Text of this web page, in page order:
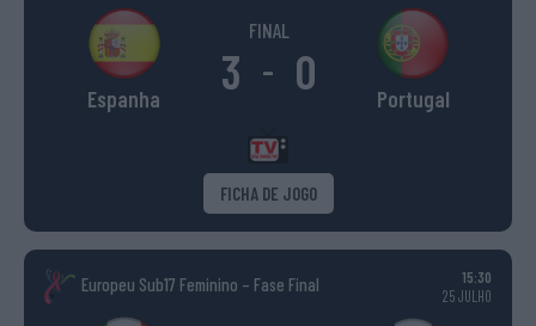
Espanha
FINAL
3 - 0 Portugal
FICHA DE JOGO
Europeu Sub17 Feminino – Fase Final
15:30
25 JULHO